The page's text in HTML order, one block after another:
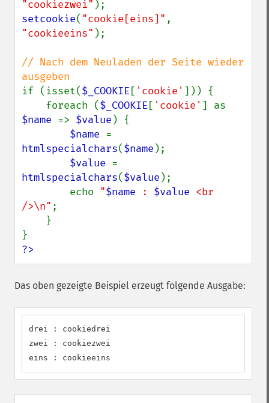
"cookiezwei"
setcookie( "cookie[eins]"
"cookieeins" );
// Nach dem Neuladen der Seite wieder
if (isset($_COOKIE [ 'cookie' ])) {
    foreach (
$_COOKIE [ 'cookie'
$name => $value ) {
$name
htmlspecialchars($name );
$value
htmlspecialchars($value );
        echo
"$name : $value <br
/>\n" ;
?>
Das oben gezeigte Beispiel erzeugt folgende Ausgabe:
drei : cookiedrei
zwei : cookiezwei
eins : cookieeins